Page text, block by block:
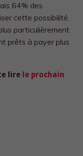
64% des
cette possibilité.
particulièrement
prêts à payer plus
lire le prochain